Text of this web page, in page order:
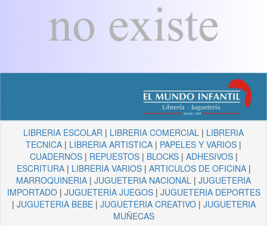
LIBRERIA ESCOLAR | LIBRERIA COMERCIAL | LIBRERIA
TECNICA | LIBRERIA ARTISTICA | PAPELES Y VARIOS |
CUADERNOS| REPUESTOS| BLOCKS| ADHESIVOS|
ESCRITURA| LIBRERIA VARIOS| ARTICULOS DE OFICINA|
MARROQUINERIA | JUGUETERIA NACIONAL | JUGUETERIA
IMPORTADO| JUGUETERIA JUEGOS| JUGUETERIA DEPORTES
| JUGUETERIA BEBE| JUGUETERIA CREATIVO| JUGUETERIA
MUÑECAS